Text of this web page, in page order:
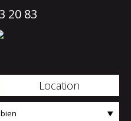
20 83
Location